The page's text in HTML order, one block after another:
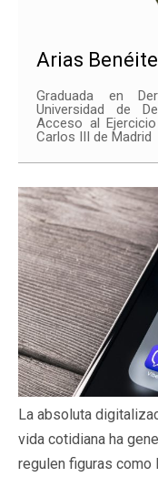
Arias
Graduada en
Universidad de
Acceso al
Carlos III de Madrid
La absoluta
vida cotidiana ha
regulen figuras